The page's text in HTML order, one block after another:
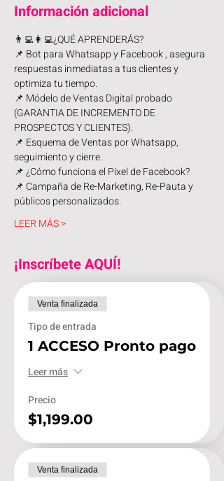
Información adicional
👨‍💻👩‍💻¿QUÉ APRENDERÁS?
📌 Bot para Whatsapp y Facebook , asegura
respuestas inmediatas a tus clientes y
optimiza tu tiempo.
📌 Módelo de Ventas Digital probado
(GARANTIA DE INCREMENTO DE
PROSPECTOS Y CLIENTES).
📌 Esquema de Ventas por Whatsapp,
seguimiento y cierre.
📌 ¿Cómo funciona el Pixel de Facebook?
📌 Campaña de Re-Marketing, Re-Pauta y
públicos personalizados.
LEER MÁS >
¡Inscríbete AQUÍ!
Venta finalizada
Tipo de entrada
1 ACCESO Pronto pago
Leer más
Precio
$1,199.00
Venta finalizada